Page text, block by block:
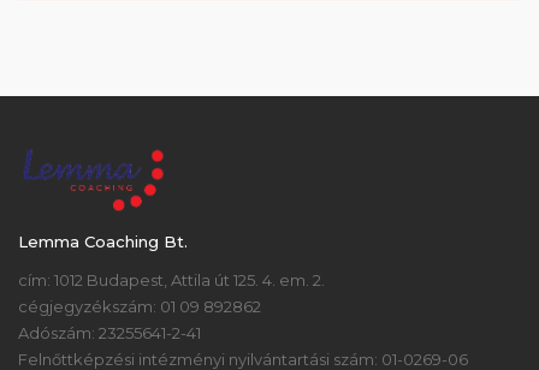
Lemma Coaching Bt.
cím: 1012 Budapest, Attila út 125. 4. em. 2.
cégjegyzékszám: 01 09 892862
Adószám: 23255641-2-41
Felnőttképzési intézményi nyilvántartási szám: 01-0269-06